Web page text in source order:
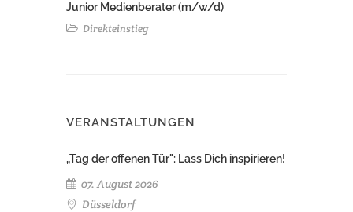
Junior Medienberater (m/w/d)
Direkteinstieg
VERANSTALTUNGEN
„Tag der offenen Tür": Lass Dich inspirieren!
07. August 2026
Düsseldorf